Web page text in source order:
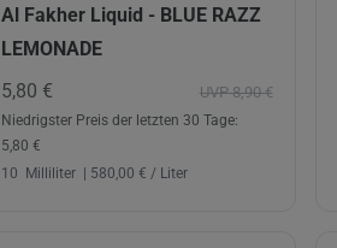
Al Fakher Liquid - BLUE RAZZ
LEMONADE
UVP 8,90 €
5,80 €
Niedrigster Preis der letzten 30 Tage:
5,80 €
10
Milliliter | 580,00 € / Liter